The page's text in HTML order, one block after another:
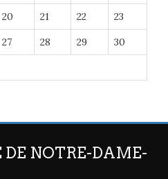
20 21 22 23
27 28 29 30
NOTRE-DAME-